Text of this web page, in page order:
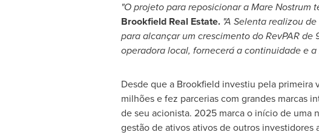
"O projeto para reposicionar a Mare Nostrum
Brookfield Real Estate. "A Selenta realizou
para alcançar um crescimento do RevPAR de
operadora local, fornecerá a continuidade e
Desde que a Brookfield investiu pela
milhões e fez parcerias com grandes marcas
de seu acionista. 2025 marca o início de uma
gestão de ativos ativos de outros investidores